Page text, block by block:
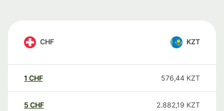
CHF KZT
1 CHF 576,44 KZT
5 CHF 2.882,19 KZT